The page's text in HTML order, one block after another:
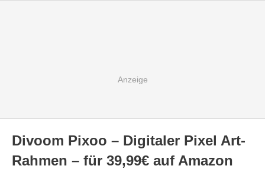
Divoom Pixoo – Digitaler Pixel Art-
Rahmen – für 39,99€ auf Amazon